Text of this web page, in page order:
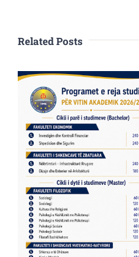
Related Posts